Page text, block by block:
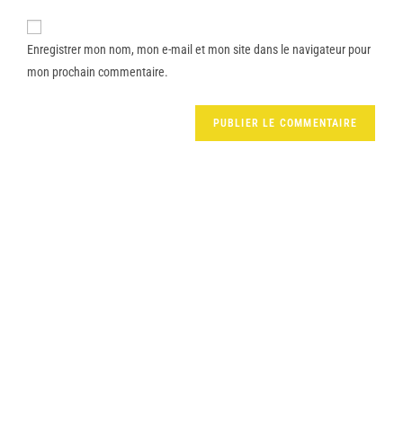
Enregistrer mon nom, mon e-mail et mon site dans le navigateur pour
mon prochain commentaire.